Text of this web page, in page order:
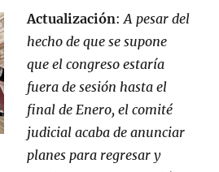
Actualización:A pesar del
hecho de que se supone
que el congreso estaría
fuera de sesión hasta el
final de Enero, el comité
judicial acaba de anunciar
planes para regresar y